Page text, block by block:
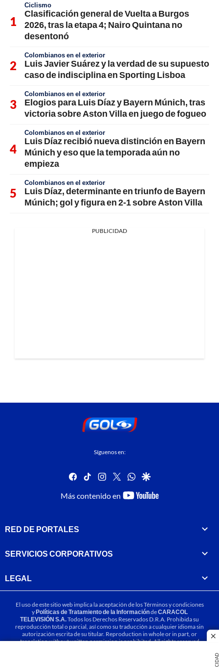
Ciclismo
Clasificación general de Vuelta a Burgos
2026, tras la etapa 4; Nairo Quintana no
desentonó
Colombianos en el exterior
Luis Javier Suárez y la verdad de su supuesto
caso de indisciplina en Sporting Lisboa
Colombianos en el exterior
Elogios para Luis Díaz y Bayern Múnich, tras
victoria sobre Aston Villa en juego de fogueo
Colombianos en el exterior
Luis Díaz recibió nueva distinción en Bayern
Múnich y eso que la temporada aún no
empieza
Colombianos en el exterior
Luis Díaz, determinante en triunfo de Bayern
Múnich; gol y figura en 2-1 sobre Aston Villa
PUBLICIDAD
Síguenos en:
facebook
tiktok instagram
twitterwhatsapp
google
Más contenido en
youtube-
RED DE PORTALES
SERVICIOS CORPORATIVOS
LEGAL
El uso de este sitio web implica la aceptación de losTérminos y condiciones
yPolíticas de Tratamiento de la InformacióndeCARACOL
TELEVISIÓN S.A.Todos los Derechos Reservados D.R.A. Prohibida su
reproducción total o parcial, así como su traducción a cualquier idioma sin
autorización escrita de su titular. Reproduction in whole or in part, or
translation without written permission is prohibited. All rights reserved